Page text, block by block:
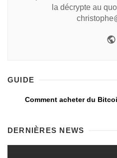
la décrypte au
GUIDE
Comment acheter du
DERNIÈRES NEWS